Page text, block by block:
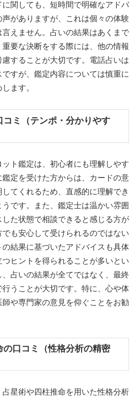
に関しても、短時間で明確なアドバ
がありますが、これは個々の体験
えません。占いの結果はあくまで
要な決断をする際には、他の情報
することが大切です。電話占いは
すが、鑑定内容については慎重に
ます。
コミ（テンポ・分かりやす
ト鑑定は、初心者にも理解しやす
定を受けた方からは、カードの意
てくれるため、直感的に理解でき
です。また、鑑定士は温かい雰囲
た状態で相談できると感じる方が
も安心して受けられるのではない
結果に基づいたアドバイスも具体
ヒントを得られることが多いとい
占いの結果が全てではなく、最終
うことが大切です。特に、心や体
や専門家の意見を仰ぐことをお勧
の口コミ（性格分析の精密
星術や四柱推命を用いた性格分析